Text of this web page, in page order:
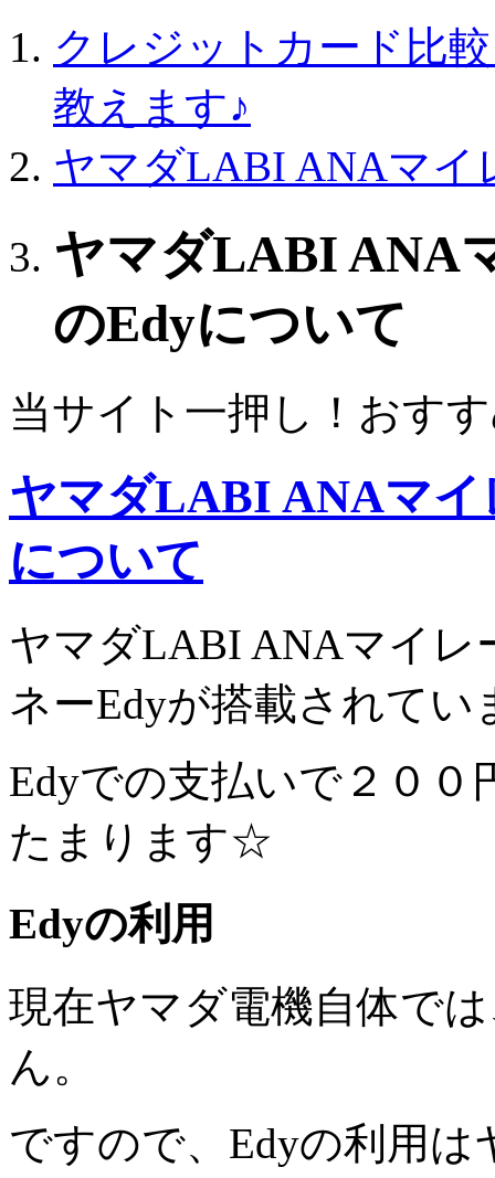
クレジットカード比
教えます♪
ヤマダLABI ANAマイ
ヤマダLABI ANA
のEdyについて
当サイト一押し！おす
ヤマダLABI ANAマ
について
ヤマダLABI ANAマイレ
ネーEdyが搭載されてい
Edyでの支払いで ２００
たまります☆
Edyの利用
現在ヤマダ電機自体で
ん。
ですので、Edyの利用